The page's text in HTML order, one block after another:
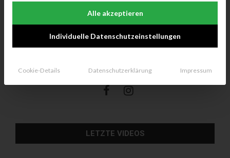
LETZTE VIDEOS
Alle akzeptieren
Individuelle Datenschutzeinstellungen
Cookie-Details Datenschutzerklärung Impressum